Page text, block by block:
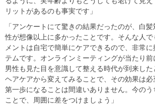
リットがあるのも事実です」
「アンケートにて驚きの結果だったのが、白
性が想像以上に多かったことです。そんな人で
メントは自宅で簡単にケアできるので、非常
テムです。オンラインミーティングが当たり前
男性も見た目を意識して整える時代が到来し
ヘアケアから変えてみることで、その効果は
第一歩になることは間違いありません。今のう
ことで、周囲に差をつけましょう」